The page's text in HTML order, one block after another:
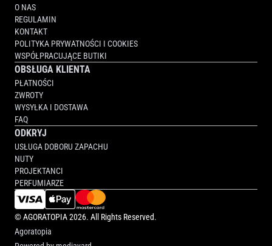
O NAS
REGULAMIN
KONTAKT
POLITYKA PRYWATNOŚCI I COOKIES
WSPÓŁPRACUJĄCE BUTIKI
OBSŁUGA KLIENTA
PŁATNOŚCI
ZWROTY
WYSYŁKA I DOSTAWA
FAQ
ODKRYJ
USŁUGA DOBORU ZAPACHU
NUTY
PROJEKTANCI
PERFUMIARZE
©AGORATOPIA2026. All Rights Reserved.
Agoratopia